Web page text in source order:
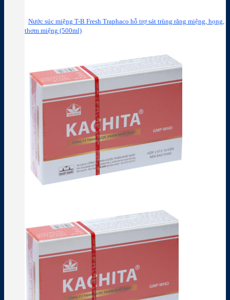
Nước súc miệng T-B Fresh Traphaco hỗ trợ sát trùng răng miệng, họng,
thơm miệng (500ml)